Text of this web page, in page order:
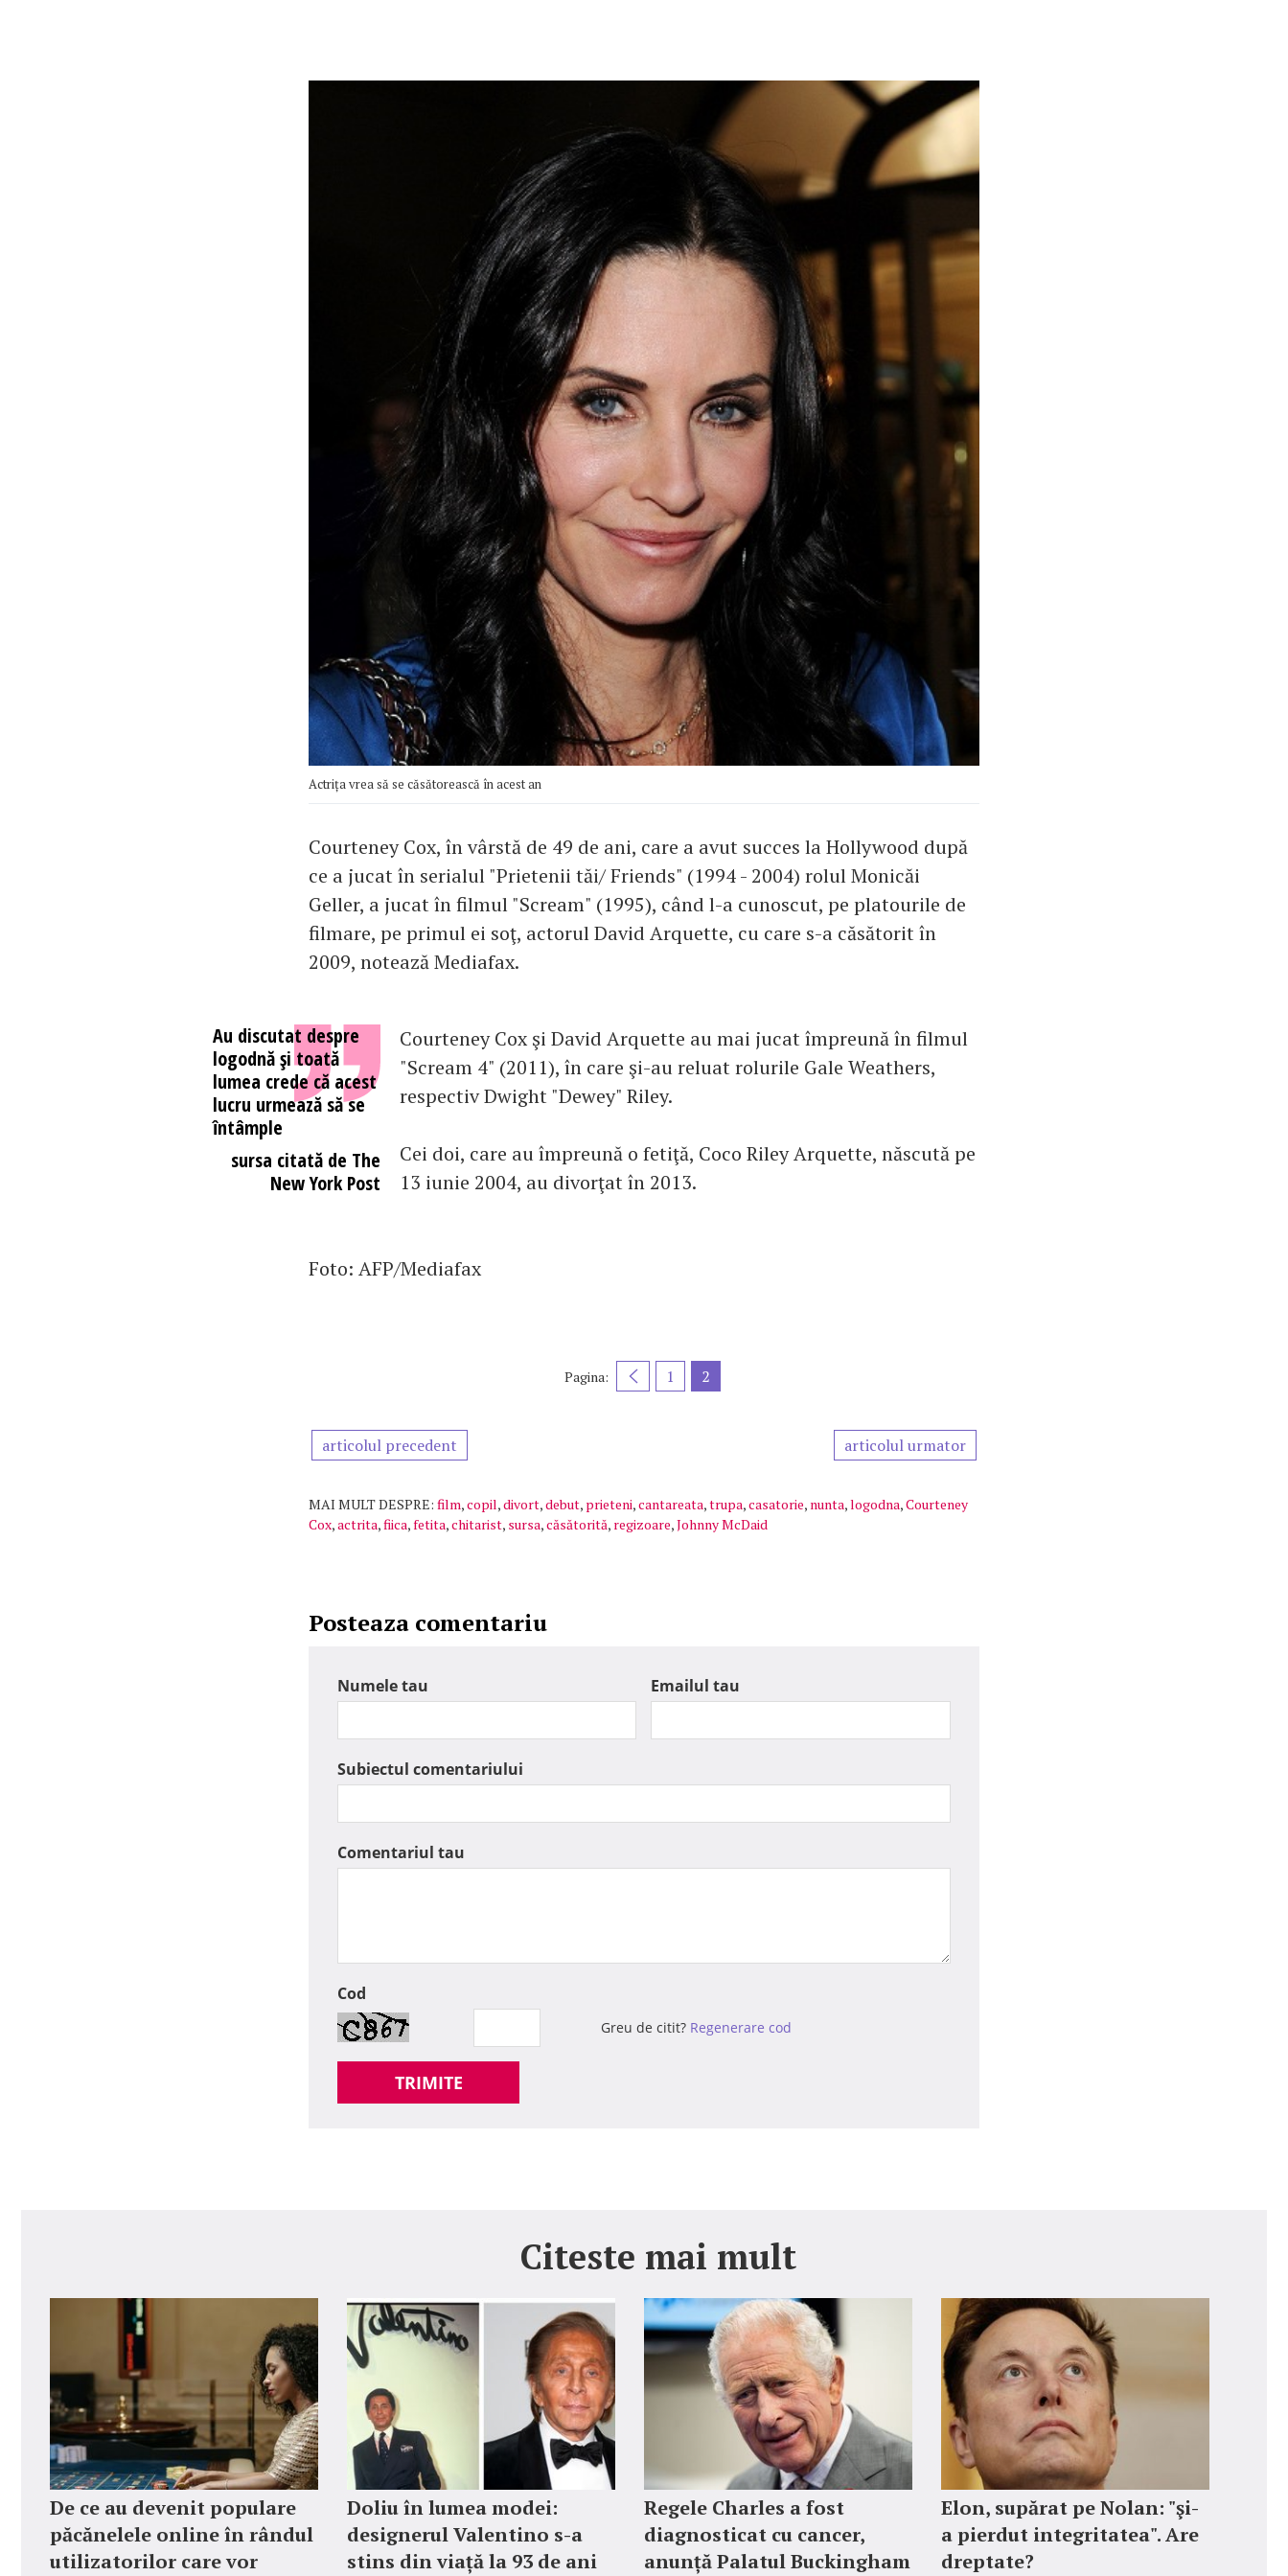
Actrița vrea să se căsătorească în acest an
Courteney Cox, în vârstă de 49 de ani, care a avut succes la Hollywood după
ce a jucat în serialul "Prietenii tăi/ Friends" (1994 - 2004) rolul Monicăi
Geller, a jucat în filmul "Scream" (1995), când l-a cunoscut, pe platourile de
filmare, pe primul ei soţ, actorul David Arquette, cu care s-a căsătorit în
2009, notează Mediafax.
Au discutat despre
logodnă şi toată
lumea crede că acest
lucru urmează să se
întâmple
sursa citată de The
New York Post
Courteney Cox şi David Arquette au mai jucat împreună în filmul
"Scream 4" (2011), în care şi-au reluat rolurile Gale Weathers,
respectiv Dwight "Dewey" Riley.
Cei doi, care au împreună o fetiţă, Coco Riley Arquette, născută pe
13 iunie 2004, au divorţat în 2013.
Foto: AFP/Mediafax
Pagina: 1 2
articolul precedent articolul urmator
MAI MULT DESPRE: film,copil,divort,debut, prieteni,cantareata,trupa,casatorie, nunta,logodna,Courteney
Cox,actrita,fiica,fetita,chitarist, sursa,căsătorită, regizoare,Johnny McDaid
Posteaza comentariu
Numele tau Emailul tau
Subiectul comentariului
Comentariul tau
Cod
Greu de citit? Regenerare cod
TRIMITE
Citeste mai mult
De ce au devenit populare
păcănelele online în rândul
utilizatorilor care vor
Doliu în lumea modei:
designerul Valentino s-a
stins din viață la 93 de ani
Regele Charles a fost
diagnosticat cu cancer,
anunță Palatul Buckingham
Elon, supărat pe Nolan: "şi-
a pierdut integritatea". Are
dreptate?